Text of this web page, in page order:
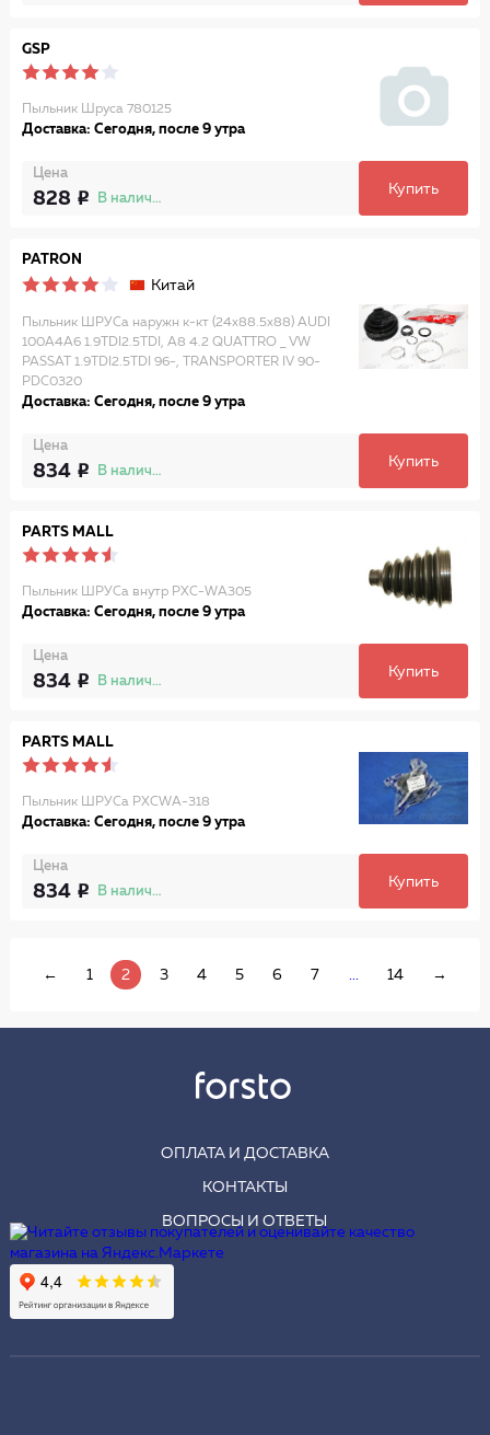
GSP
Пыльник Шруса 780125
Доставка: Сегодня, после 9 утра
Цена
828 В наличии
Купить
PATRON
Китай
Пыльник ШРУСа наружн к-кт (24x88.5x88) AUDI
100A4A6 1.9TDI2.5TDI, A8 4.2 QUATTRO _ VW
PASSAT 1.9TDI2.5TDI 96-, TRANSPORTER IV 90-
PDC0320
Доставка: Сегодня, после 9 утра
Цена
834 В наличии
Купить
PARTS MALL
Пыльник ШРУСа внутр PXC-WA305
Доставка: Сегодня, после 9 утра
Цена
834 В наличии
Купить
PARTS MALL
Пыльник ШРУСа PXCWA-318
Доставка: Сегодня, после 9 утра
Цена
834 В наличии
Купить
← 1 2 3 4 5 6 7 ... 14 →
ОПЛАТА И ДОСТАВКА
КОНТАКТЫ
ВОПРОСЫ И ОТВЕТЫ